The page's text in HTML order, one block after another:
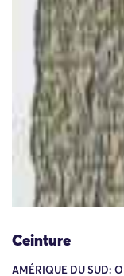
Ceinture
AMÉRIQUE DU SUD: